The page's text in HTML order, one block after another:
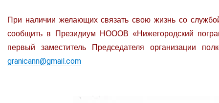
При наличии желающих связать свою жизнь со
сообщить в Президиум НОООВ «Нижегородский
первый заместитель Председателя организации
granicann@gmail.com